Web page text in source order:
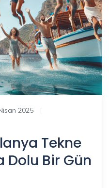
2025
Tekne
Dolu Bir Gün